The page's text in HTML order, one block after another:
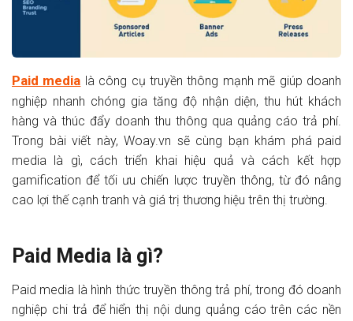
Paid media là công cụ truyền thông mạnh mẽ giúp doanh
nghiệp nhanh chóng gia tăng độ nhận diện, thu hút khách
hàng và thúc đẩy doanh thu thông qua quảng cáo trả phí.
Trong bài viết này, Woay.vn sẽ cùng bạn khám phá paid
media là gì, cách triển khai hiệu quả và cách kết hợp
gamification để tối ưu chiến lược truyền thông, từ đó nâng
cao lợi thế cạnh tranh và giá trị thương hiệu trên thị trường.
Paid Media là gì?
Paid media là hình thức truyền thông trả phí, trong đó doanh
nghiệp chi trả để hiển thị nội dung quảng cáo trên các nền